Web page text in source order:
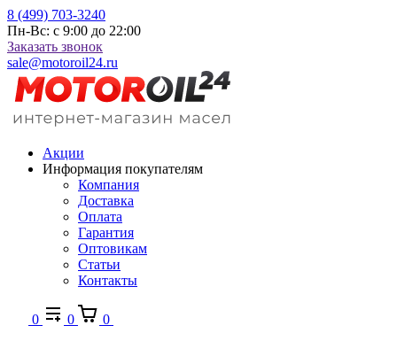
8 (499) 703-3240
Пн-Вс: с 9:00 до 22:00
Заказать звонок
sale@motoroil24.ru
Акции
Информация покупателям
Компания
Доставка
Оплата
Гарантия
Оптовикам
Статьи
Контакты
0 0
0